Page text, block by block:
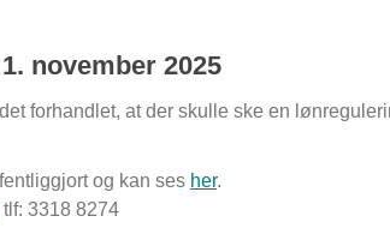
november 2025
forhandlet, at der skulle ske en
og kan ses her.
tlf: 3318 8274